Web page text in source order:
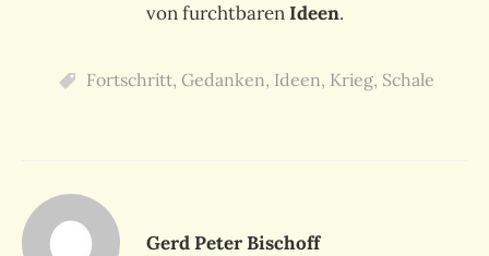
von furchtbarenIdeen.
Fortschritt, Gedanken, Ideen, Krieg, Schale
Gerd Peter Bischoff